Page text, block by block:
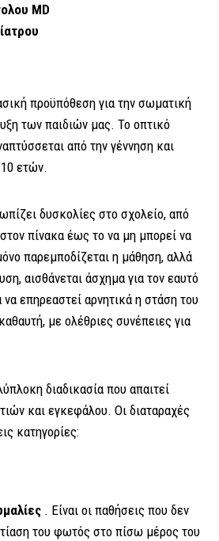
MD
προϋπόθεση για την σωματική
των παιδιών μας. Το οπτικό
από την γέννηση και
ετών.
δυσκολίες στο σχολείο, από
πίνακα έως το να μη μπορεί να
παρεμποδίζεται η μάθηση, αλλά
αισθάνεται άσχημα για τον εαυτό
να επηρεαστεί αρνητικά η στάση του
με ολέθριες συνέπειες για
διαδικασία που απαιτεί
και εγκεφάλου. Οι διαταραχές
κατηγορίες:
. Είναι οι παθήσεις που δεν
του φωτός στο πίσω μέρος του